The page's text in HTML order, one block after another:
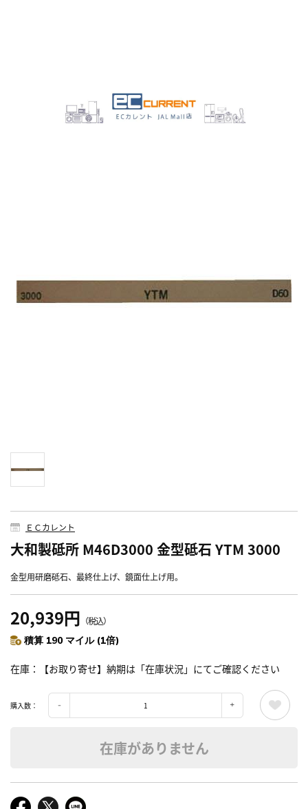
ＥＣカレント
大和製砥所 M46D3000 金型砥石 YTM 3000
金型用研磨砥石、最終仕上げ、鏡面仕上げ用。
20,939円 （税込）
積算 190 マイル (1倍)
在庫 【お取り寄せ】納期は「在庫状況」にてご確認ください
購入数：
在庫がありません